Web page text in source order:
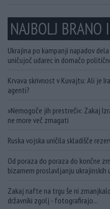
NAJBOLJ BRANO
Ukrajina po kampanji napadov
uničujoč udarec in domačo
Krvava skrivnost v Kuvajtu: Ali je
agenti?
»Nemogoče jih prestreči«: Zakaj
ne more več zmagati
Ruska vojska uničila skladišče
Od poraza do poraza do končne
bizarnem proslavljanju ukrajinskih
Zakaj nafte na trgu še ni
državniki zgolj - fotografirajo...